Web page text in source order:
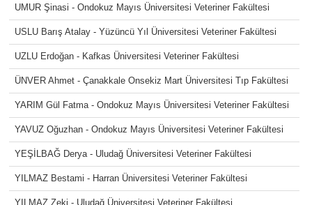
UMUR Şinasi - Ondokuz Mayıs Üniversitesi Veteriner Fakültesi
USLU Barış Atalay - Yüzüncü Yıl Üniversitesi Veteriner Fakültesi
UZLU Erdoğan - Kafkas Üniversitesi Veteriner Fakültesi
ÜNVER Ahmet - Çanakkale Onsekiz Mart Üniversitesi Tıp Fakültesi
YARIM Gül Fatma - Ondokuz Mayıs Üniversitesi Veteriner Fakültesi
YAVUZ Oğuzhan - Ondokuz Mayıs Üniversitesi Veteriner Fakültesi
YEŞİLBAĞ Derya - Uludağ Üniversitesi Veteriner Fakültesi
YILMAZ Bestami - Harran Üniversitesi Veteriner Fakültesi
YILMAZ Zeki - Uludağ Üniversitesi Veteriner Fakültesi